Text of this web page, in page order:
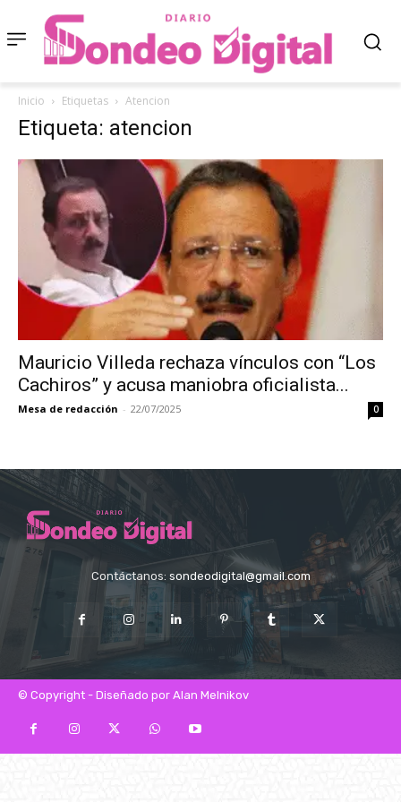
Inicio Etiquetas Atencion
Etiqueta: atencion
Mauricio Villeda rechaza vínculos con “Los
Cachiros” y acusa maniobra oficialista...
Mesa de redacción - 22/07/2025 0
Contáctanos: sondeodigital@gmail.com
© Copyright - Diseñado por Alan Melnikov